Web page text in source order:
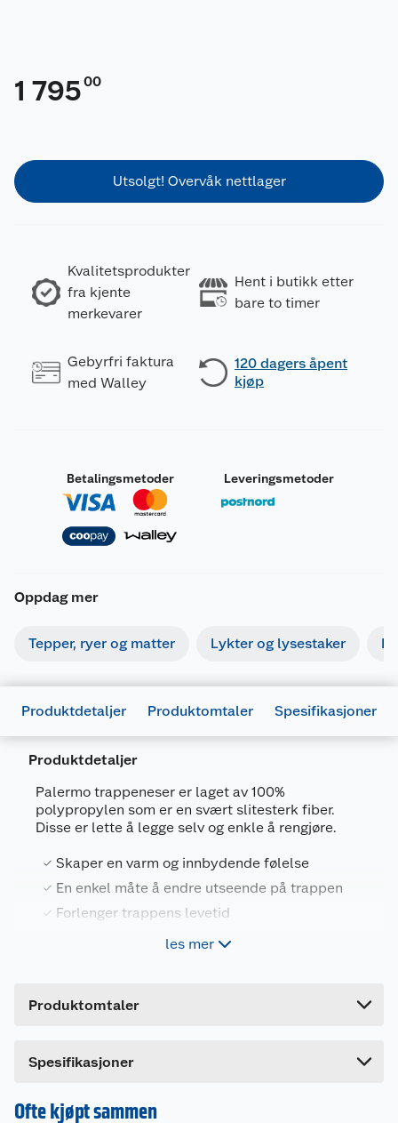
1 79500
Utsolgt! Overvåk nettlager
Kvalitetsprodukter
fra kjente
merkevarer
Hent i butikk etter
bare to timer
Gebyrfri faktura
med Walley
120 dagers åpent
kjøp
Betalingsmetoder Leveringsmetoder
Oppdag mer
Tepper, ryer og matter Lykter og lysestaker
Produktdetaljer Produktomtaler Spesifikasjoner
Produktdetaljer
Palermo trappeneser er laget av 100%
polypropylen som er en svært slitesterk fiber.
Disse er lette å legge selv og enkle å rengjøre.
Skaper en varm og innbydende følelse
En enkel måte å endre utseende på trappen
Forlenger trappens levetid
Finnes i flere farger
og effektiv måte å endre utseende på trappen
Trappeneser beskytter trappen mot slitasje, riper
risikoen for å skli og falle.
les mer
Produktomtaler
Dette produktet har ikke fått noen omtale ennå.
en omtale.
Spesifikasjoner
Generelt
Artikkelnummer
7027120255267
Leverandørens artikkelnummer
Farge
ANTRASITT
Lengde
Ofte kjøpt sammen
Kundeservice